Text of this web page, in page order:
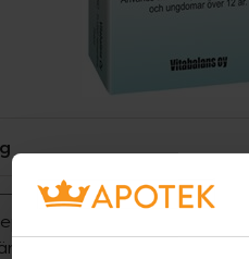
läkemedel. Läs alltid